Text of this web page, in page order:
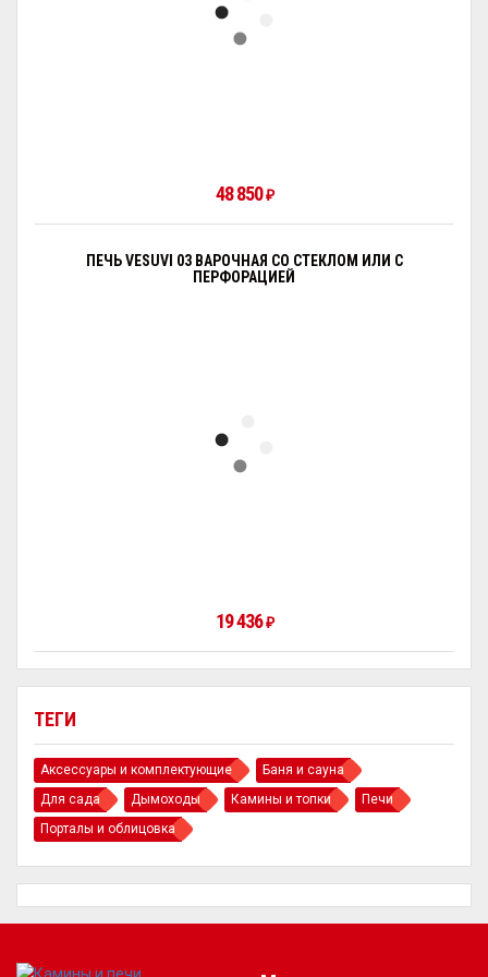
ТЕГИ
Аксессуары и комплектующие
Баня и сауна
Для сада
Дымоходы Камины и топки
Печи
Порталы и облицовка
48 850₽
ПЕЧЬ VESUVI 03 ВАРОЧНАЯ СО СТЕКЛОМ ИЛИ С
ПЕРФОРАЦИЕЙ
19 436₽